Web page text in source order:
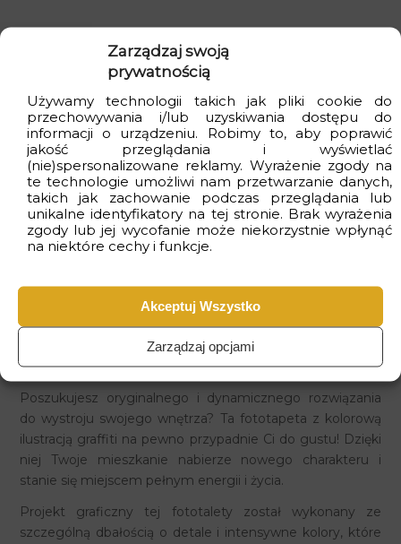
Zarządzaj swoją
prywatnością
Używamy technologii takich jak pliki cookie do
przechowywania i/lub uzyskiwania dostępu do
informacji o urządzeniu. Robimy to, aby poprawić
jakość przeglądania i wyświetlać
(nie)spersonalizowane reklamy. Wyrażenie zgody na
te technologie umożliwi nam przetwarzanie danych,
takich jak zachowanie podczas przeglądania lub
unikalne identyfikatory na tej stronie. Brak wyrażenia
zgody lub jej wycofanie może niekorzystnie wpłynąć
na niektóre cechy i funkcje.
Akceptuj Wszystko
Zarządzaj opcjami
Wizualizacje
Fototapeta Kolorowe Graffiti
Poszukujesz oryginalnego i dynamicznego rozwiązania
do wystroju swojego wnętrza? Ta fototapeta z kolorową
ilustracją graffiti na pewno przypadnie Ci do gustu! Dzięki
niej Twoje mieszkanie nabierze nowego charakteru i
stanie się miejscem pełnym energii i życia.
Projekt graficzny tej fototalety został wykonany ze
szczególną dbałością o detale i intensywne kolory, które